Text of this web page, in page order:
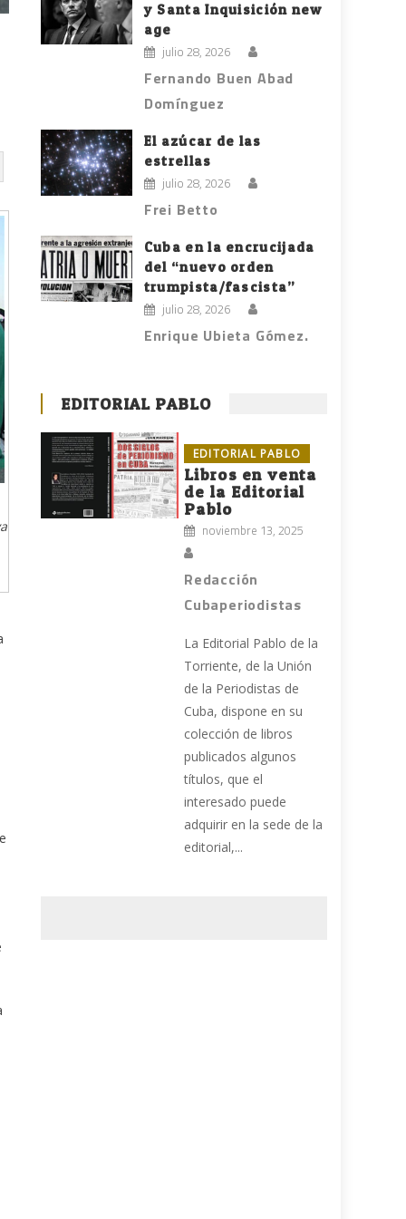
y Santa Inquisición new
age
julio 28, 2026
Fernando Buen Abad
Domínguez
El azúcar de las
estrellas
julio 28, 2026
Frei Betto
Cuba en la encrucijada
del “nuevo orden
trumpista/fascista”
julio 28, 2026
Enrique Ubieta Gómez.
EDITORIAL PABLO
EDITORIAL PABLO
Libros en venta
de la Editorial
Pablo
noviembre 13, 2025
Redacción
Cubaperiodistas
La Editorial Pablo de la
Torriente, de la Unión
de la Periodistas de
Cuba, dispone en su
colección de libros
publicados algunos
títulos, que el
interesado puede
adquirir en la sede de la
editorial,...